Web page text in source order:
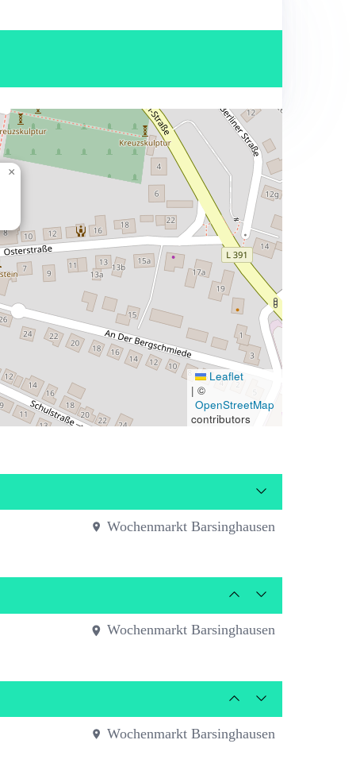
×
Leaflet
| ©
OpenStreetMap
contributors
Wochenmarkt Barsinghausen
Wochenmarkt Barsinghausen
Wochenmarkt Barsinghausen